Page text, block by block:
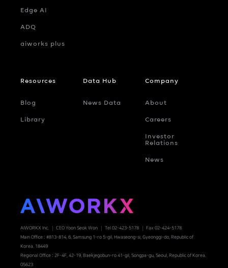
AIWORKX Inc. CEO Yoon Seok Won Tel 02-423-5178
Fax 02-424-5178
Main Office : #813-814, 6, Samsung 1-ro 5-gil, Hwaseong-si, Gyeonggi-do, Republic of
Korea. 18449
Regional Office : 2F-4F, 42-19, Baekjegobun-ro 41-gil, Songpa-gu, Seoul, Republic of Korea.
05623
Edge AI
ADQ
aiworks plus
Resources
Blog
Library
Data Hub
News Data
Company
About
Careers
Investor
Relations
News